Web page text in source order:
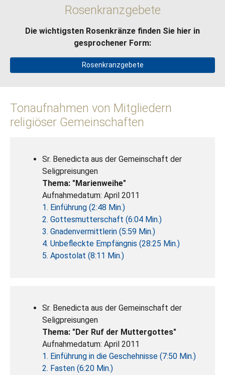
Rosenkranzgebete
Die wichtigsten Rosenkränze finden Sie hier in
gesprochener Form:
Rosenkranzgebete
Tonaufnahmen von Mitgliedern
religiöser Gemeinschaften
Sr. Benedicta aus der Gemeinschaft der
Seligpreisungen
Thema: "Marienweihe"
Aufnahmedatum: April 2011
1. Einführung (2:48 Min.)
2. Gottesmutterschaft (6:04 Min.)
3. Gnadenvermittlerin (5:59 Min.)
4. Unbefleckte Empfängnis (28:25 Min.)
5. Apostolat (8:11 Min.)
Sr. Benedicta aus der Gemeinschaft der
Seligpreisungen
Thema: "Der Ruf der Muttergottes"
Aufnahmedatum: April 2011
1. Einführung in die Geschehnisse (7:50 Min.)
2. Fasten (6:20 Min.)